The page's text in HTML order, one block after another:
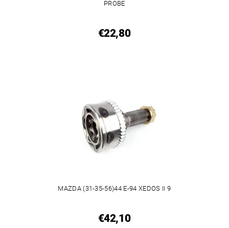
PROBE
€22,80
MAZDA (31-35-56)44 E-94 XEDOS II 9
€42,10